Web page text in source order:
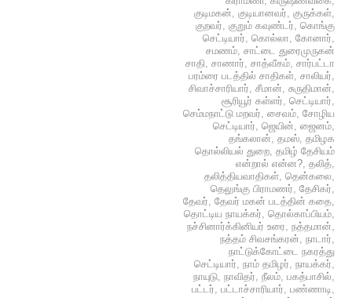
குடிமகன், குடியானவர், குருக்கள்,
குறவர், குறும் கவுண்டர், கொங்கு
செட்டியார், கொல்லா, கோனார்,
சமணம், சாட்டை துரைமுருகன்
சாதி, சாணார், சாத்வீகம், சார்பட்டா
பரம்ரை படத்தில் சாதிகள், சாலியர்,
சிவாச்சாரியார், சீமான், சுருதிமான்,
சூரியூர் கள்ளர், செட்டியார்,
செம்மநாட்டு மறவர், சைவம், சோழிய
செட்டியார், ஜெயின், ஜைனம்,
தங்கலான், தமஸ், தமிழக
தொல்லியல் துறை, தமிழ் தேசியம்
என்றால் என்ன?, தலித்,
தலித்தியவாதிகள், தென்கலை,
தெலுங்கு பிராமணர், தேசிகர்,
தேவர், தேவர் மகன் படத்தின் கதை,
தொட்டிய நாயக்கர், தொல்காப்பியம்,
நச்சினார்க்கினியர் உரை, நத்தமான்,
நத்தம் சிவசங்கரன், நாடார்,
நாட்டுக்கோட்டை நகரத்து
செட்டியார், நாம் தமிழர், நாயக்கர்,
நாயுடு, நாவிதர், நீலம், பகத்பாசில்,
பட்டர், பட்டாச்சாரியார், பண்ணாடி,